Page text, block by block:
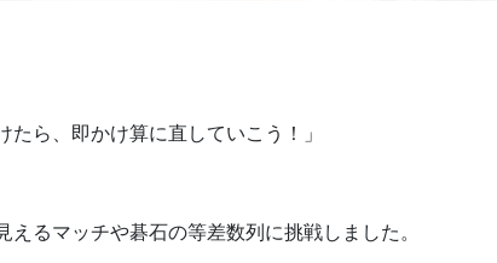
たら、即かけ算に直していこう！」
るマッチや碁石の等差数列に挑戦しました。